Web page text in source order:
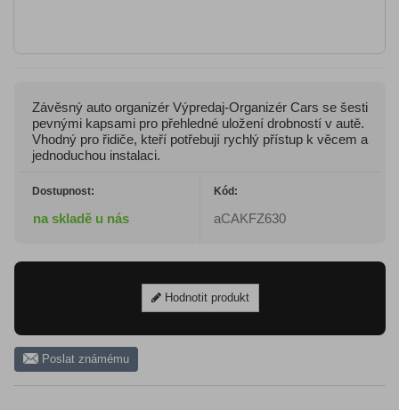
Závěsný auto organizér Výpredaj-Organizér Cars se šesti
pevnými kapsami pro přehledné uložení drobností v autě.
Vhodný pro řidiče, kteří potřebují rychlý přístup k věcem a
jednoduchou instalaci.
Dostupnost:
na skladě u nás
Kód:
aCAKFZ630
Hodnotit produkt
Poslat známému